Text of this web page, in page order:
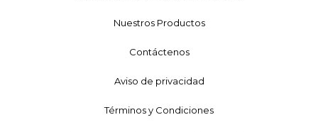
Nuestros Productos
Contáctenos
Aviso de privacidad
Términos y Condiciones